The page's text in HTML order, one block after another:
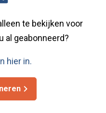
te bekijken voor
al geabonneerd?
hier in.